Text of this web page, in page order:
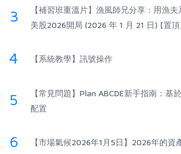
3
【補習班重溫片】漁風師兄分享：用漁
美股2026開局 (2026 年 1 月 21 日) [置
4 【系統教學】訊號操作
5
【常見問題】Plan ABCDE新手指南：基
配置
6 【市場氣候2026年1月5日】2026年的資